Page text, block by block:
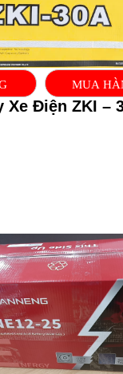
MUA
Xe Điện ZKI –